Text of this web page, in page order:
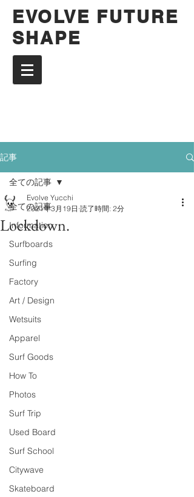
EVOLVE FUTURE
SHAPE
記事
全ての記事
Information
Surfboards
Surfing
Factory
Art / Design
Wetsuits
Apparel
Surf Goods
How To
Photos
Surf Trip
Used Board
Surf School
Citywave
Skateboard
全ての記事
Lockdown.
Evolve Yucchi
2021年3月19日 読了時間: 2分